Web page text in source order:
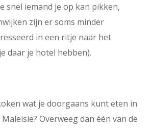
snel iemand je op kan pikken,
zijn er soms minder
in een ritje naar het
daar je hotel hebben).
wat je doorgaans kunt eten in
Overweeg dan één van de